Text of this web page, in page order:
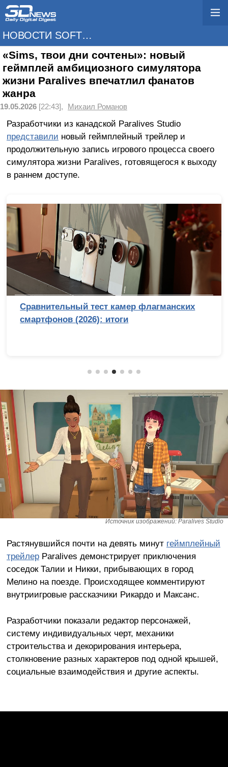
НОВОСТИ SOFTWARE
«Sims, твои дни сочтены»: новый
геймплей амбициозного симулятора
жизни Paralives впечатлил фанатов
жанра
19.05.2026 [22:43], Михаил Романов
Разработчики из канадской Paralives Studio
представили новый геймплейный трейлер и
продолжительную запись игрового процесса своего
симулятора жизни Paralives, готовящегося к выходу
в раннем доступе.
Сравнительный тест камер флагманских
смартфонов (2026): итоги
Источник изображений: Paralives Studio
Растянувшийся почти на девять минут геймплейный
трейлерParalives демонстрирует приключения
соседок Талии и Никки, прибывающих в город
Мелино на поезде. Происходящее комментируют
внутриигровые рассказчики Рикардо и Максанс.
Разработчики показали редактор персонажей,
систему индивидуальных черт, механики
строительства и декорирования интерьера,
столкновение разных характеров под одной крышей,
социальные взаимодействия и другие аспекты.